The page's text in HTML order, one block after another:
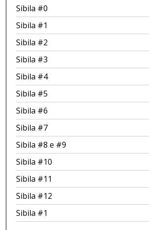
Sibila #0
Sibila #1
Sibila #2
Sibila #3
Sibila #4
Sibila #5
Sibila #6
Sibila #7
Sibila #8 e #9
Sibila #10
Sibila #11
Sibila #12
Sibila #1